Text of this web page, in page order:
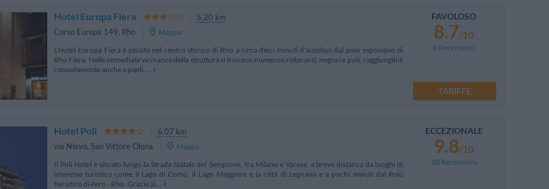
Hotel Europa Fiera
5.20 km
Corso Europa 149, Rho
Mappa
L'Hotel Europa Fiera è situato nel centro storico di Rho a circa dieci minuti d'autobus dal polo espositivo di
Rho Fiera. Nelle immediate vicinanze della struttura si trovano numerosi ristoranti, negozi e pub, raggiungibili
comodamente anche a piedi....
FAVOLOSO
8.7/10
6 Recensioni
TARIFFE
Hotel Poli
6.07 km
via Nievo, San Vittore Olona
Mappa
Il Poli Hotel è situato lungo la Strada Statale del Sempione, fra Milano e Varese, a breve distanza da luoghi di
interesse turistico come il Lago di Como, il Lago Maggiore e la città di Legnano e a pochi minuti dal Polo
fieristico di Pero - Rho. Grazie al...
ECCEZIONALE
9.8/10
10 Recensioni